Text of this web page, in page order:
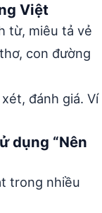
Việt
từ, miêu tả vẻ
con đường
đánh giá. Ví
dụng “Nên
trong nhiều